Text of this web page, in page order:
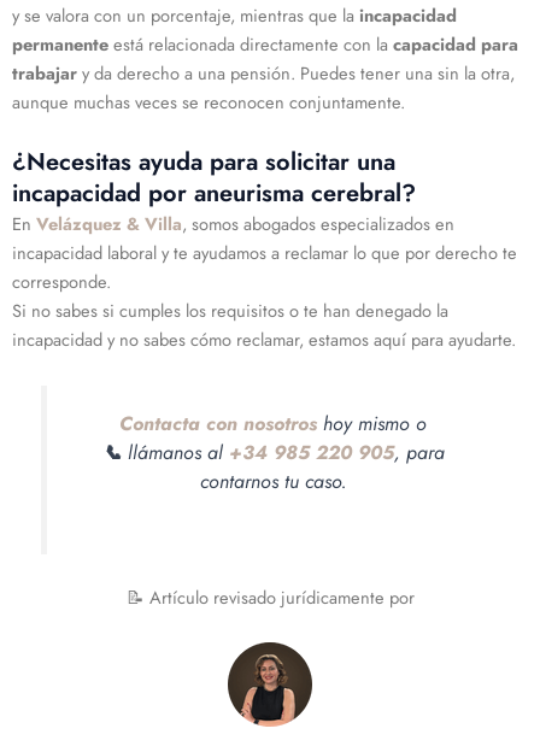
y se valora con un porcentaje, mientras que la incapacidad
permanenteestá relacionada directamente con la capacidad para
trabajary da derecho a una pensión. Puedes tener una sin la otra,
aunque muchas veces se reconocen conjuntamente.
¿Necesitas ayuda para solicitar una
incapacidad por aneurisma cerebral?
En Velázquez & Villa, somos abogados especializados en
incapacidad laboral y te ayudamos a reclamar lo que por derecho te
corresponde.
Si no sabes si cumples los requisitos o te han denegado la
incapacidad y no sabes cómo reclamar, estamos aquí para ayudarte.
Contacta con nosotros hoy mismo o
📞 llámanos al +34 985 220 905, para
contarnos tu caso.
📝 Artículo revisado jurídicamente por